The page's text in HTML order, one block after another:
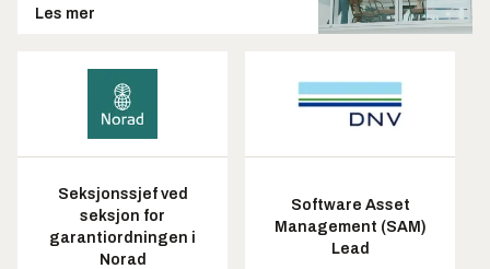
Les mer
Seksjonssjef ved
seksjon for
garantiordningen i
Norad
Software Asset
Management (SAM)
Lead